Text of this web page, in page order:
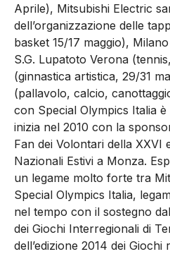
Aprile), Mitsubishi Electric
dell’organizzazione delle
basket 15/17 maggio),
S.G. Lupatoto Verona
(ginnastica artistica, 29/31
(pallavolo, calcio,
con Special Olympics Italia
inizia nel 2010 con la
Fan dei Volontari della XXVI
Nazionali Estivi a Monza.
un legame molto forte tra
Special Olympics Italia,
nel tempo con il sostegno
dei Giochi Interregionali di
dell’edizione 2014 dei